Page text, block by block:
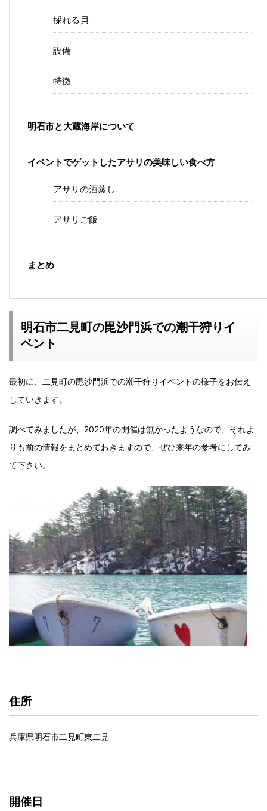
採れる貝
設備
特徴
明石市と大蔵海岸について
イベントでゲットしたアサリの美味しい食べ方
アサリの酒蒸し
アサリご飯
まとめ
明石市二見町の毘沙門浜での潮干狩りイ
ベント
最初に、二見町の毘沙門浜での潮干狩りイベントの様子をお伝え
していきます。
調べてみましたが、2020年の開催は無かったようなので、それよ
りも前の情報をまとめておきますので、ぜひ来年の参考にしてみ
て下さい。
住所
兵庫県明石市二見町東二見
開催日